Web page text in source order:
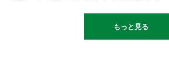
もっと見る